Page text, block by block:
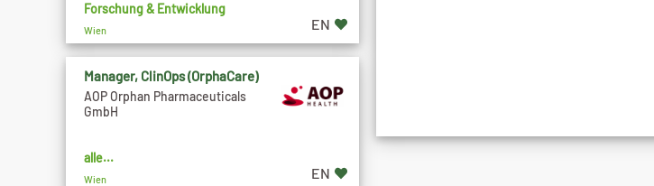
Forschung & Entwicklung
Wien EN
Manager, ClinOps (OrphaCare)
AOP Orphan Pharmaceuticals
GmbH
alle...
Wien EN